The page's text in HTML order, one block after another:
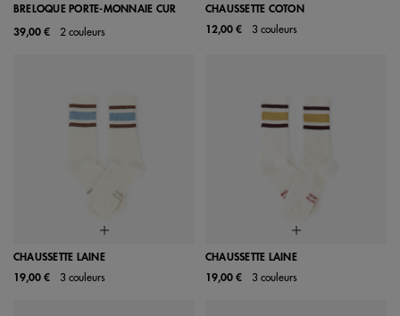
BRELOQUE PORTE-MONNAIE CUR
39,00 € 2 couleurs
CHAUSSETTE COTON
12,00 €
3 couleurs
CHAUSSETTE LAINE
19,00 €
3 couleurs
CHAUSSETTE LAINE
19,00 €
3 couleurs